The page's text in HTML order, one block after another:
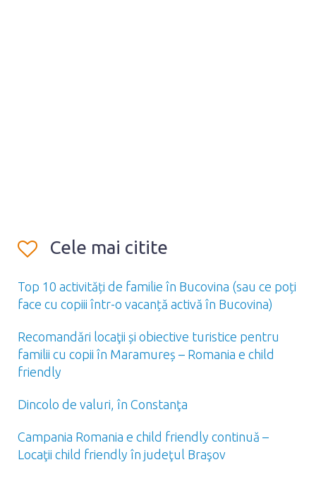
Cele mai citite
Top 10 activități de familie în Bucovina (sau ce poți
face cu copiii într-o vacanță activă în Bucovina)
Recomandări locaţii și obiective turistice pentru
familii cu copii în Maramureș – Romania e child
friendly
Dincolo de valuri, în Constanţa
Campania Romania e child friendly continuă –
Locaţii child friendly în judeţul Braşov